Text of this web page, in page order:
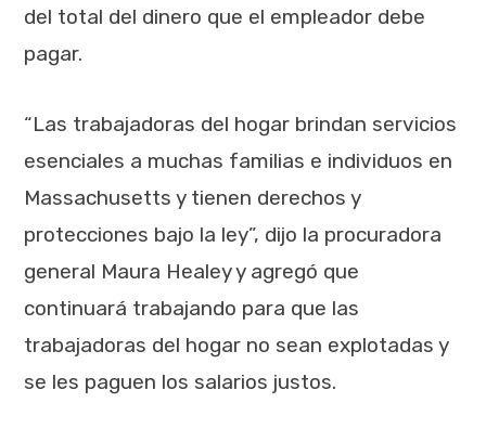
del total del dinero que el empleador debe
pagar.
“Las trabajadoras del hogar brindan servicios
esenciales a muchas familias e individuos en
Massachusetts y tienen derechos y
protecciones bajo la ley”, dijo la procuradora
general Maura Healey y agregó que
continuará trabajando para que las
trabajadoras del hogar no sean explotadas y
se les paguen los salarios justos.